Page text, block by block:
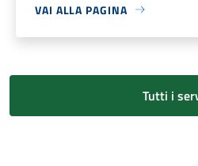
VAI ALLA PAGINA
Tutti i